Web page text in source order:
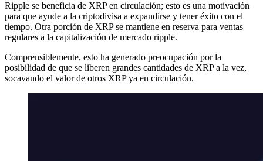
Ripple se beneficia de XRP en circulación; esto es una motivación
para que ayude a la criptodivisa a expandirse y tener éxito con el
tiempo. Otra porción de XRP se mantiene en reserva para ventas
regulares a la capitalización de mercado ripple.
Comprensiblemente, esto ha generado preocupación por la
posibilidad de que se liberen grandes cantidades de XRP a la vez,
socavando el valor de otros XRP ya en circulación.